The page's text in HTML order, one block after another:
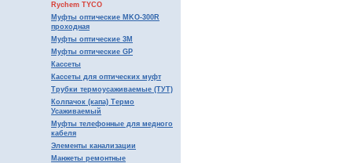
Rychem TYCO
Муфты оптические MKO-300R
проходная
Муфты оптические 3М
Муфты оптические GP
Кассеты
Кассеты для оптических муфт
Трубки термоусаживаемые (ТУТ)
Колпачок (капа) Термо
Усаживаемый
Муфты телефонные для медного
кабеля
Элементы канализации
Манжеты ремонтные